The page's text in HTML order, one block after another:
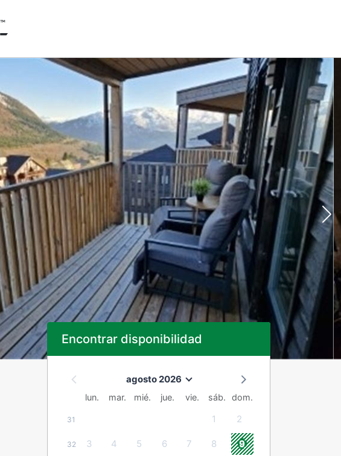
Encontrar disponibilidad
agosto 2026
lun. mar. mié. jue. vie. sáb. dom.
31 1 2
32 3 4 5 6 7 8 9